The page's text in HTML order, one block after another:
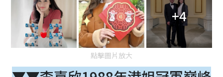
+4
點擊圖片放大